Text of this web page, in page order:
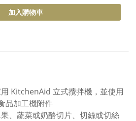
加入購物車
KitchenAid 立式攪拌機，並使用
品加工機附件
、蔬菜或奶酪切片、切絲或切絲